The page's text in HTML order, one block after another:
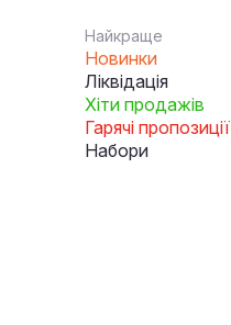
Найкраще
Новинки
Ліквідація
Хіти продажів
Гарячі пропозиції
Набори